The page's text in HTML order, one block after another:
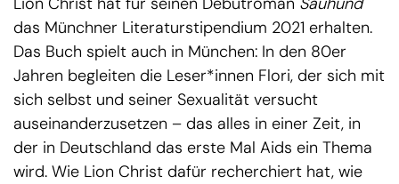
das Münchner Literaturstipendium 2021 erhalten.
Das Buch spielt auch in München: In den 80er
Jahren begleiten die Leser*innen Flori, der sich mit
sich selbst und seiner Sexualität versucht
auseinanderzusetzen – das alles in einer Zeit, in
der in Deutschland das erste Mal Aids ein Thema
wird. Wie Lion Christ dafür recherchiert hat, wie